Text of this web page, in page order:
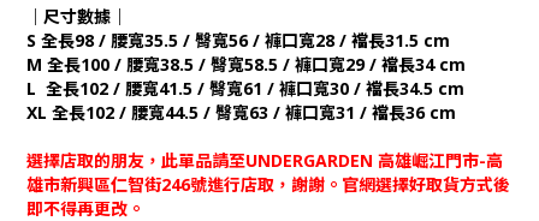
｜尺寸數據｜
S 全長98 / 腰寬35.5 / 臀寬56 / 褲口寬28 / 襠長31.5 cm
M 全長100 / 腰寬38.5 / 臀寬58.5 / 褲口寬29 / 襠長34 cm
L 全長102 / 腰寬41.5 / 臀寬61 / 褲口寬30 / 襠長34.5 cm
XL 全長102 / 腰寬44.5 / 臀寬63 / 褲口寬31 / 襠長36 cm
選擇店取的朋友，此單品請至UNDERGARDEN 高雄崛江門市-高
雄市新興區仁智街246號進行店取，謝謝。官網選擇好取貨方式後
即不得再更改。